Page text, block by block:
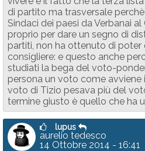
di partito ma trasversale
Sindaci dei paesi da Verbanai
proprio per dare un segno di
partiti, non ha ottenuto di poter
consigliere: e questo anche
studiati la bega del voto-
persona un voto come avviene
voto di Tizio pesava più del
termine giusto è quello che ha
lupus
aurelio tedesco
14 Ottobre 2014 - 16:41